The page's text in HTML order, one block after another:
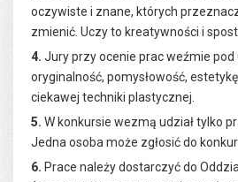
oczywiste i znane, których
zmienić. Uczy to kreatywności i
4. Jury przy ocenie prac weźmie pod
oryginalność, pomysłowość,
ciekawej techniki plastycznej.
5. W konkursie wezmą udział tylko
Jedna osoba może zgłosić do
6. Prace należy dostarczyć do